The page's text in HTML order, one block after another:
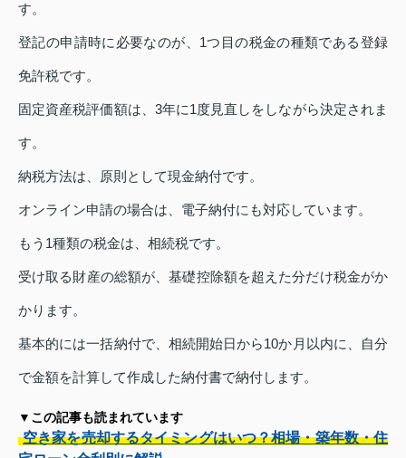
す。
登記の申請時に必要なのが、1つ目の税金の種類である登録
免許税です。
固定資産税評価額は、3年に1度見直しをしながら決定されま
す。
納税方法は、原則として現金納付です。
オンライン申請の場合は、電子納付にも対応しています。
もう1種類の税金は、相続税です。
受け取る財産の総額が、基礎控除額を超えた分だけ税金がか
かります。
基本的には一括納付で、相続開始日から10か月以内に、自分
で金額を計算して作成した納付書で納付します。
▼この記事も読まれています
空き家を売却するタイミングはいつ？相場・築年数・住